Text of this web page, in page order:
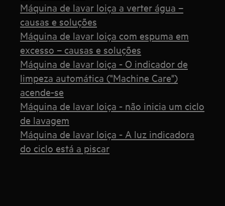
Máquina de lavar loiça a verter água –
causas e soluções
Máquina de lavar loiça com espuma em
excesso – causas e soluções
Máquina de lavar loiça - O indicador de
limpeza automática ("Machine Care")
acende-se
Máquina de lavar loiça - não inicia um ciclo
de lavagem
Máquina de lavar loiça - A luz indicadora
do ciclo está a piscar